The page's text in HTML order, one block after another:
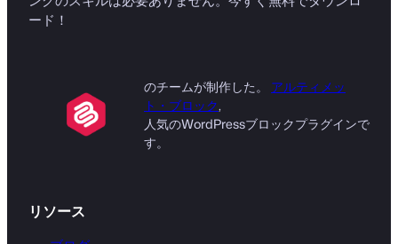
ード！
のチームが制作した。 アルティメッ
ト・ブロック,
人気のWordPressブロックプラグインで
す。
リソース